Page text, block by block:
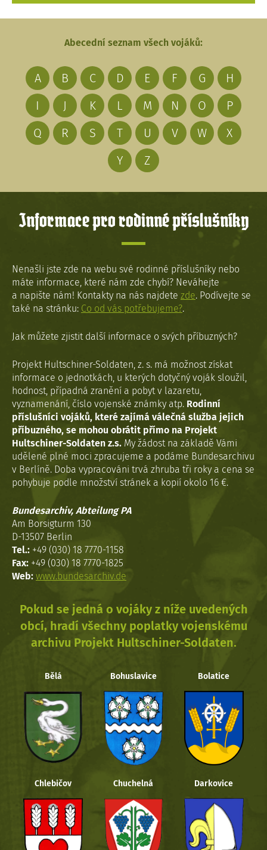
Abecední seznam všech vojáků:
A B C D E F G
H
I
J K L M N O
P
Q
R S T U V W
X
Y
Z
Informace pro rodinné příslušníky
Nenašli jste zde na webu své rodinné příslušníky nebo
máte informace, které nám zde chybí? Neváhejte
a napište nám! Kontakty na nás najdete zde. Podívejte se
také na stránku: Co od vás potřebujeme?.
Jak můžete zjistit další informace o svých příbuzných?
Projekt Hultschiner-Soldaten, z. s. má možnost získat
informace o jednotkách, u kterých dotyčný voják sloužil,
hodnost, případná zranění a pobyt v lazaretu,
vyznamenání, číslo vojenské známky atp. Rodinní
příslušníci vojáků, které zajímá válečná služba jejich
příbuzného, se mohou obrátit přímo na Projekt
Hultschiner-Soldaten z.s. My žádost na základě Vámi
udělené plné moci zpracujeme a podáme Bundesarchivu
v Berlíně. Doba vypracováni trvá zhruba tři roky a cena se
pohybuje podle množství stránek a kopií okolo 16 €.
Bundesarchiv, Abteilung PA
Am Borsigturm 130
D-13507 Berlin
Tel.: +49 (030) 18 7770-1158
Fax: +49 (030) 18 7770-1825
Web: www.bundesarchiv.de
Pokud se jedná o vojáky z níže uvedených
obcí, hradí všechny poplatky vojenskému
archivu Projekt Hultschiner-Soldaten.
Bělá Bohuslavice Bolatice
Chlebičov Chuchelná Darkovice